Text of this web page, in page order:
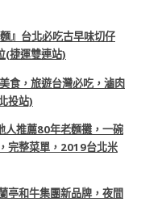
』台北必吃古早味切仔
(捷運雙連站)
食，旅遊台灣必吃，滷肉
投站)
人推薦80年老麵攤，一碗
完整菜單，2019台北米
亭和牛集團新品牌，夜間